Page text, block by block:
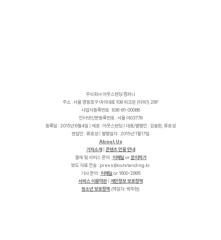
주식회사 아웃스탠딩 컴퍼니
주소 : 서울 영등포구 여의대로 108 파크원 (타워1) 28F
사업자등록번호 : 836-81-00086
인터넷신문등록번호 : 서울 아03778
등록일 : 2015년 6월4일 | 제호 : 아웃스탠딩 | 대표/발행인 : 김동환, 류호성
편집인 : 류호성 | 발행일자 : 2015년 1월17일
About Us
기자소개
콘텐츠 인용 안내
결제 및 서비스 문의 : 이메일 or문의하기
보도 자료 전송 :
r
k
.
g
n
i
d
n
a
t
s
t
u
o
@
s
s
e
r
p
기사 문의 : 이메일 or 1600-2895
서비스 이용약관| 개인정보 보호정책
청소년 보호정책 (책임자: 박주현)